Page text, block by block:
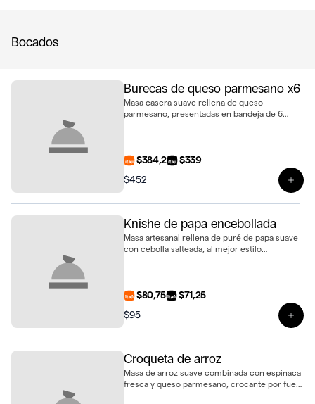
Bocados
Burecas de queso parmesano x6
Masa casera suave rellena de queso
parmesano, presentadas en bandeja de 6
$384,2
$339
$452
Knishe de papa encebollada
Masa artesanal rellena de puré de papa suave
con cebolla salteada, al mejor estilo
$80,75
$71,25
$95
Croqueta de arroz
Masa de arroz suave combinada con espinaca
fresca y queso parmesano, crocante por fuera